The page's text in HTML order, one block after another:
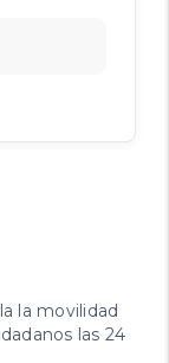
la movilidad
las 24